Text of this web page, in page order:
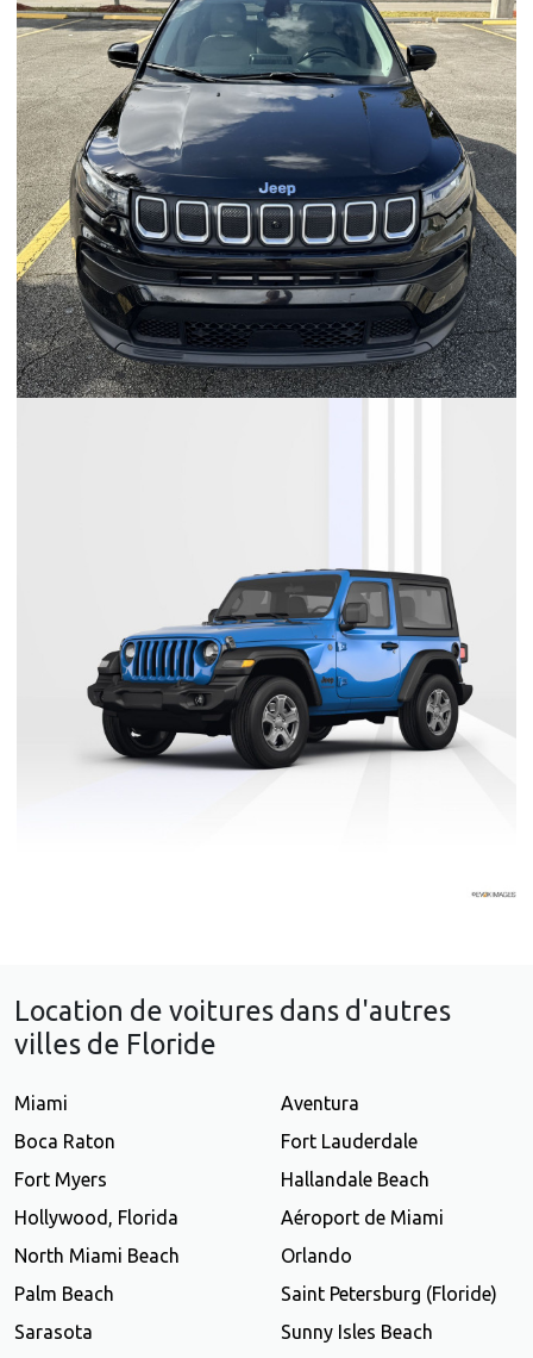
Location de voitures dans d'autres
villes de Floride
Miami
Aventura
Boca Raton
Fort Lauderdale
Fort Myers
Hallandale Beach
Hollywood, Florida
Aéroport de Miami
North Miami Beach
Orlando
Palm Beach
Saint Petersburg (Floride)
Sarasota
Sunny Isles Beach